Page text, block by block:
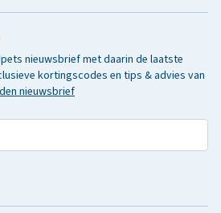
nieuwsbrief met daarin de laatste
kortingscodes en tips & advies van
nieuwsbrief